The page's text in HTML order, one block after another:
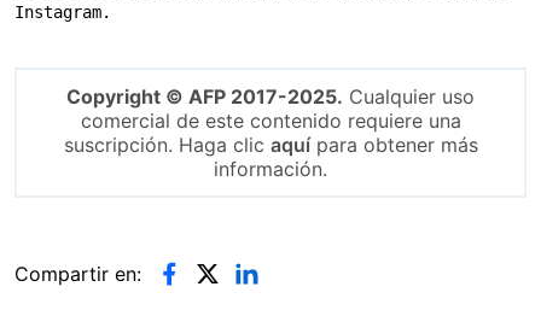
Instagram.
Copyright © AFP 2017-2025. Cualquier uso
comercial de este contenido requiere una
suscripción. Haga clic aquípara obtener más
información.
Compartir en: